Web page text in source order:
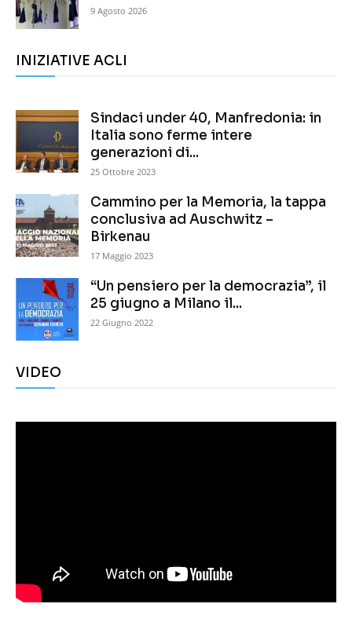
9 Agosto 2026
INIZIATIVE ACLI
Sindaci under 40, Manfredonia: in
Italia sono ferme intere
generazioni di...
25 Ottobre 2023
Cammino per la Memoria, la tappa
conclusiva ad Auschwitz –
Birkenau
17 Maggio 2023
“Un pensiero per la democrazia”, il
25 giugno a Milano il...
22 Giugno 2022
VIDEO